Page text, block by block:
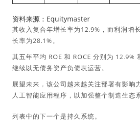
资料来源：Equitymaster
其收入复合年增长率为12.9%，而利润增
长率为28.1%。
其五年平均 ROE 和 ROCE 分别为 12.9%
继续以无债务资产负债表运营。
展望未来，该公司越来越关注部署有影响
人工智能应用程序，以加强整个制造生态
列表中的下一个是持久系统。